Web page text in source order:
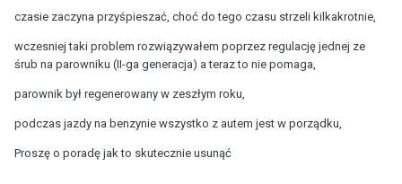
czasie zaczyna przyśpieszać, choć do tego czasu strzeli kilkakrotnie,
wczesniej taki problem rozwiązywałem poprzez regulację jednej ze
śrub na parowniku (II-ga generacja) a teraz to nie pomaga,
parownik był regenerowany w zeszłym roku,
podczas jazdy na benzynie wszystko z autem jest w porządku,
Proszę o poradę jak to skutecznie usunąć